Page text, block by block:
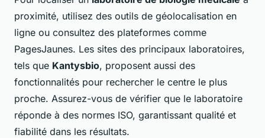
proximité, utilisez des outils de géolocalisation en
ligne ou consultez des plateformes comme
PagesJaunes. Les sites des principaux laboratoires,
tels que Kantysbio, proposent aussi des
fonctionnalités pour rechercher le centre le plus
proche. Assurez-vous de vérifier que le laboratoire
réponde à des normes ISO, garantissant qualité et
fiabilité dans les résultats.